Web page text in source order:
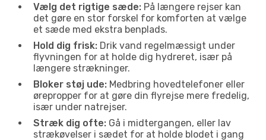
Vælg det rigtige sæde: På længere rejser kan
det gøre en stor forskel for komforten at vælge
et sæde med ekstra benplads.
Hold dig frisk: Drik vand regelmæssigt under
flyvningen for at holde dig hydreret, især på
længere strækninger.
Bloker støj ude: Medbring hovedtelefoner eller
ørepropper for at gøre din flyrejse mere fredelig,
især under natrejser.
Stræk dig ofte: Gå i midtergangen, eller lav
strækøvelser i sædet for at holde blodet i gang